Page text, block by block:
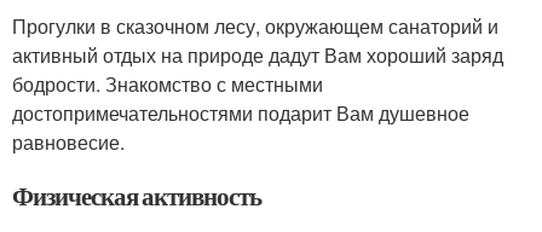
Прогулки в сказочном лесу, окружающем санаторий и
активный отдых на природе дадут Вам хороший заряд
бодрости. Знакомство с местными
достопримечательностями подарит Вам душевное
равновесие.
Физическая активность